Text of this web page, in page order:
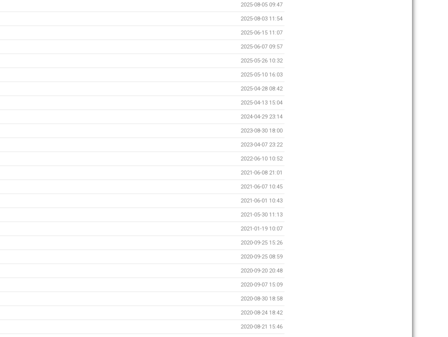
2025-08-05 09:47
2025-08-03 11:54
2025-06-15 11:07
2025-06-07 09:57
2025-05-26 10:32
2025-05-10 16:03
2025-04-28 08:42
2025-04-13 15:04
2024-04-29 23:14
2023-08-30 18:00
2023-04-07 23:22
2022-06-10 10:52
2021-06-08 21:01
2021-06-07 10:45
2021-06-01 10:43
2021-05-30 11:13
2021-01-19 10:07
2020-09-25 15:26
2020-09-25 08:59
2020-09-20 20:48
2020-09-07 15:09
2020-08-30 18:58
2020-08-24 18:42
2020-08-21 15:46